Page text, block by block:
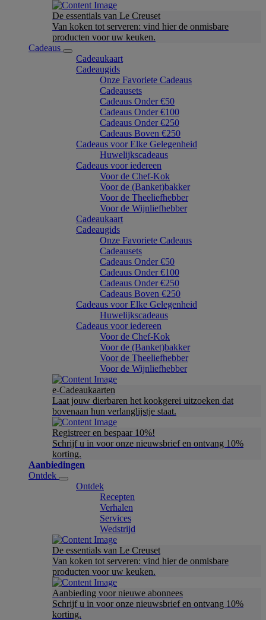
De essentials van Le Creuset
Van koken tot serveren: vind hier de onmisbare
producten voor uw keuken.
Cadeaus
Cadeaukaart
Cadeaugids
Onze Favoriete Cadeaus
Cadeausets
Cadeaus Onder €50
Cadeaus Onder €100
Cadeaus Onder €250
Cadeaus Boven €250
Cadeaus voor Elke Gelegenheid
Huwelijkscadeaus
Cadeaus voor iedereen
Voor de Chef-Kok
Voor de (Banket)bakker
Voor de Theeliefhebber
Voor de Wijnliefhebber
Cadeaukaart
Cadeaugids
Onze Favoriete Cadeaus
Cadeausets
Cadeaus Onder €50
Cadeaus Onder €100
Cadeaus Onder €250
Cadeaus Boven €250
Cadeaus voor Elke Gelegenheid
Huwelijkscadeaus
Cadeaus voor iedereen
Voor de Chef-Kok
Voor de (Banket)bakker
Voor de Theeliefhebber
Voor de Wijnliefhebber
e-Cadeaukaarten
Laat jouw dierbaren het kookgerei uitzoeken dat
bovenaan hun verlanglijstje staat.
Registreer en bespaar 10%!
Schrijf u in voor onze nieuwsbrief en ontvang 10%
korting.
Aanbiedingen
Ontdek
Ontdek
Recepten
Verhalen
Services
Wedstrijd
De essentials van Le Creuset
Van koken tot serveren: vind hier de onmisbare
producten voor uw keuken.
Aanbieding voor nieuwe abonnees
Schrijf u in voor onze nieuwsbrief en ontvang 10%
korting.